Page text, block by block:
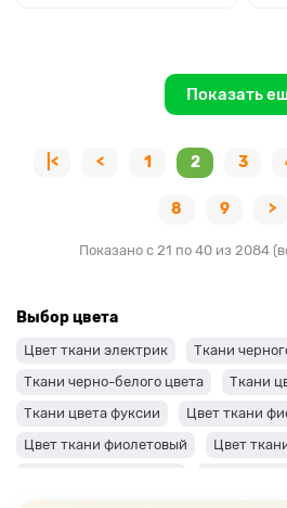
Показать
|< < 1 2 3
8 9 >
Показано с 21 по 40 из 2084
Выбор цвета
Цвет ткани электрик
Ткани
Ткани черно-белого цвета
Ткани
Ткани цвета фуксии
Цвет ткани
Цвет ткани фиолетовый
Цвет